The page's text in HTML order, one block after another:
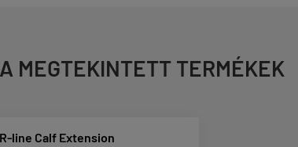
MEGTEKINTETT TERMÉKEK
line Calf Extension